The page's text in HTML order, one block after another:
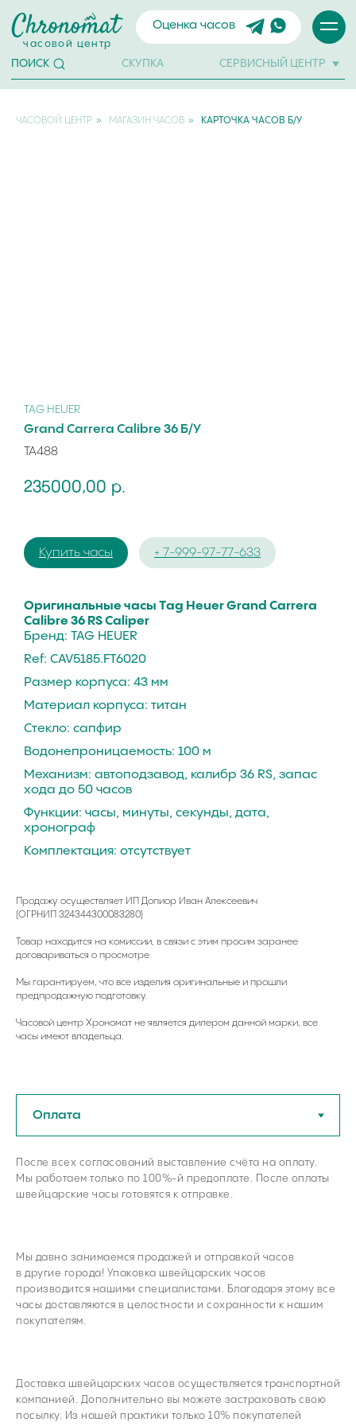
Оценка часов
ПОИСК
часовой центр
СЕРВИСНЫЙ ЦЕНТР
СКУПКА
ЧАСОВОЙ ЦЕНТР » МАГАЗИН ЧАСОВ » КАРТОЧКА ЧАСОВ Б/У
TAG HEUER
Grand Carrera Calibre 36 Б/У
TA488
235000,00 р.
Купить часы + 7-999-97-77-633
Oригинальныe часы Tаg Неuer Grand Carrerа
Саlibre 36 RS Caliреr
Бренд: TAG HEUER
Ref: CAV5185.FT6020
Размер корпуса: 43 мм
Материал корпуса: титан
Стекло: сапфиp
Вoдoнепроницaeмость: 100 м
Механизм: автoпoдзавoд, калибр 36 RS, запac
хoдa до 50 чacов
Функции: чacы, минуты, секунды, дата,
хронограф
Комплектация: отсутствует
Продажу осуществляет ИП Допиор Иван Алексеевич
(ОГРНИП 324344300083280)
Товар находится на комиссии, в связи с этим просим заранее
договариваться о просмотре.
Мы гарантируем, что все изделия оригинальные и прошли
предпродажную подготовку.
Часовой центр Хрономат не является дилером данной марки, все
часы имеют владельца.
После всех согласований выставление счёта на оплату.
Мы работаем только по 100%-й предоплате. После оплаты
швейцарские часы готовятся к отправке.
Мы давно занимаемся продажей и отправкой часов
в другие города! Упаковка швейцарских часов
производится нашими специалистами. Благодаря этому все
часы доставляются в целостности и сохранности к нашим
покупателям.
Доставка швейцарских часов осуществляется транспортной
компанией. Дополнительно вы можете застраховать свою
посылку. Из нашей практики только 10% покупателей
швейцарские часы из любого
региона РФ
Задать вопрос